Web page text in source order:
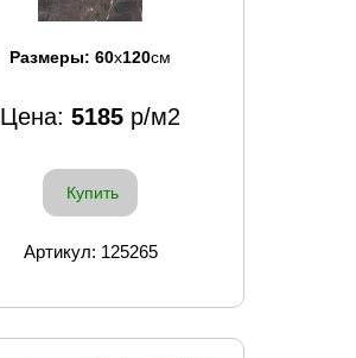
Размеры: 60x120см
Цена: 5185 р/м2
Купить
Артикул: 125265